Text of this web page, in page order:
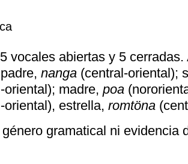
vocales abiertas y 5
nanga (central-oriental);
oriental); madre, poa
oriental), estrella, romtöna
gramatical ni evidencia